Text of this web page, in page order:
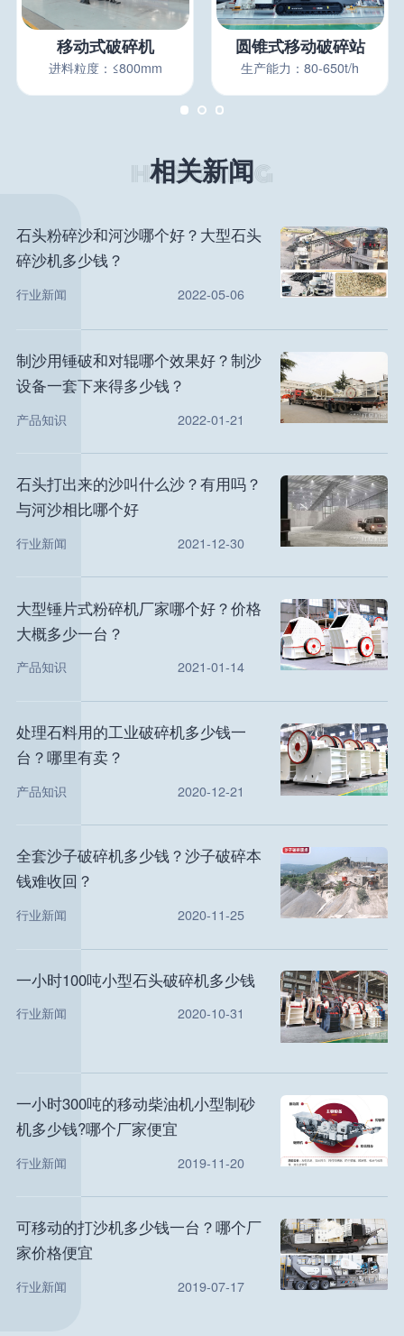
移动式破碎机
进料粒度：≤800mm
圆锥式移动破碎站
生产能力：80-650t/h
相关新闻
石头粉碎沙和河沙哪个好？大型石头
碎沙机多少钱？
行业新闻 2022-05-06
制沙用锤破和对辊哪个效果好？制沙
设备一套下来得多少钱？
产品知识 2022-01-21
石头打出来的沙叫什么沙？有用吗？
与河沙相比哪个好
行业新闻 2021-12-30
大型锤片式粉碎机厂家哪个好？价格
大概多少一台？
产品知识 2021-01-14
处理石料用的工业破碎机多少钱一
台？哪里有卖？
产品知识 2020-12-21
全套沙子破碎机多少钱？沙子破碎本
钱难收回？
行业新闻 2020-11-25
一小时100吨小型石头破碎机多少钱
行业新闻 2020-10-31
一小时300吨的移动柴油机小型制砂
机多少钱?哪个厂家便宜
行业新闻 2019-11-20
可移动的打沙机多少钱一台？哪个厂
家价格便宜
行业新闻 2019-07-17